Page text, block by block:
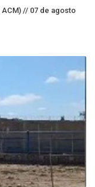
// 07 de agosto